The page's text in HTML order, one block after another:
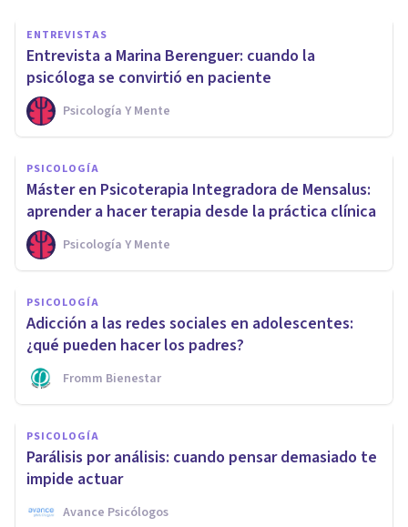
ENTREVISTAS
Entrevista a Marina Berenguer: cuando la
psicóloga se convirtió en paciente
Psicología Y Mente
PSICOLOGÍA
Máster en Psicoterapia Integradora de Mensalus:
aprender a hacer terapia desde la práctica clínica
Psicología Y Mente
PSICOLOGÍA
Adicción a las redes sociales en adolescentes:
¿qué pueden hacer los padres?
Fromm Bienestar
PSICOLOGÍA
Parálisis por análisis: cuando pensar demasiado te
impide actuar
Avance Psicólogos